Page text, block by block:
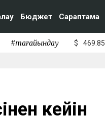
Бюджет Сараптама
#тағайындау $ 469.85
кейін